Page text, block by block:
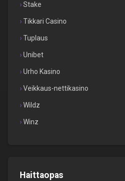
Stake
Tikkari Casino
Tuplaus
Unibet
Urho Kasino
Veikkaus-nettikasino
Wildz
Winz
Haittaopas